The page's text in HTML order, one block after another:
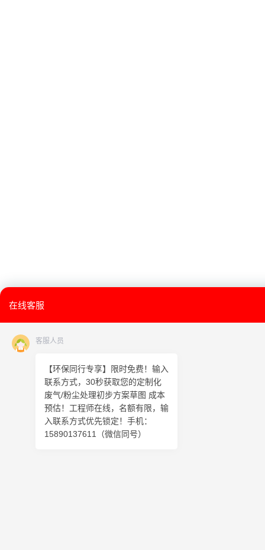
在线客服
客服人员
【环保同行专享】限时免费！输入
联系方式，30秒获取您的定制化
废气/粉尘处理初步方案草图 成本
预估！工程师在线，名额有限，输
入联系方式优先锁定！手机：
15890137611（微信同号）